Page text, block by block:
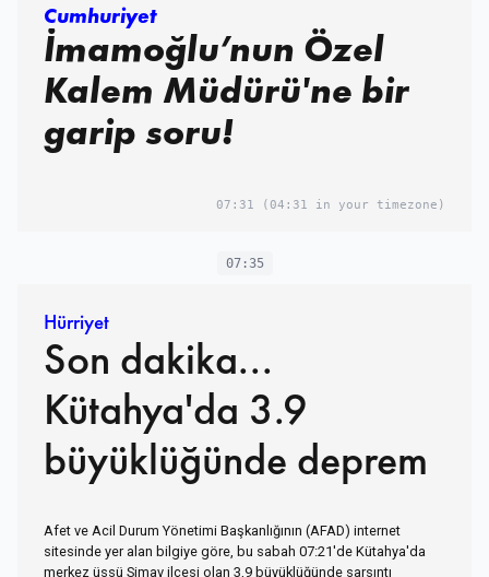
Cumhuriyet
İmamoğlu’nun Özel
Kalem Müdürü'ne bir
garip soru!
07:31 (04:31 in your timezone)
07:35
Hürriyet
Son dakika...
Kütahya'da 3.9
büyüklüğünde deprem
Afet ve Acil Durum Yönetimi Başkanlığının (AFAD) internet
sitesinde yer alan bilgiye göre, bu sabah 07:21'de Kütahya'da
merkez üssü Simav ilçesi olan 3,9 büyüklüğünde sarsıntı